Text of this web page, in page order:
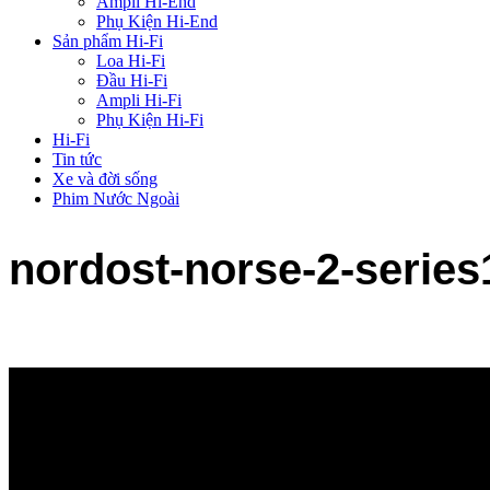
Phụ Kiện Hi-End
Sản phẩm Hi-Fi
Loa Hi-Fi
Đầu Hi-Fi
Ampli Hi-Fi
Phụ Kiện Hi-Fi
Hi-Fi
Tin tức
Xe và đời sống
Phim Nước Ngoài
nordost-norse-2-